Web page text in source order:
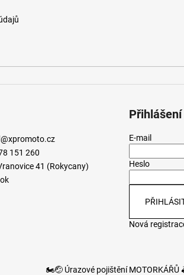
@xpromoto.cz
151 260
41 (Rokycany)
Přihlášení
E-mail
Heslo
Nová
🏍️🤕 Úrazové pojištění MOTORKÁŘŮ